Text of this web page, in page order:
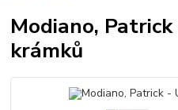
Modiano,
krámků